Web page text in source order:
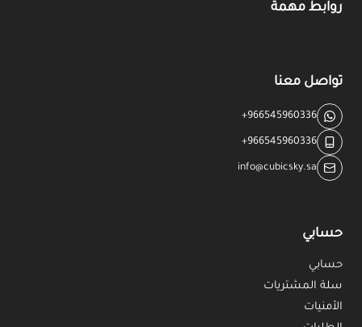
روابط مهمة
تواصل معنا
+966545960336
+966545960336
info@cubicsky.sa
حسابي
حسابي
سلة المشتريات
الأمنيات